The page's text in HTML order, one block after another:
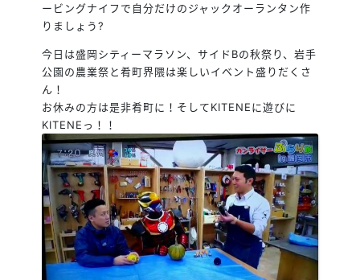
ービングナイフで自分だけのジャックオーランタン作
りましょう?
今日は盛岡シティーマラソン、サイドBの秋祭り、岩手
公園の農業祭と肴町界隈は楽しいイベント盛りだくさ
ん！
お休みの方は是非肴町に！そしてKITENEに遊びに
KITENEっ！！